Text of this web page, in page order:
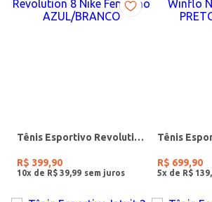
Tênis Esportivo Revolution 8 Nike Feminino AZUL/BRANCO
R$ 399,90
10x de R$ 39 99
R$ 699,90
5x de R$ 139